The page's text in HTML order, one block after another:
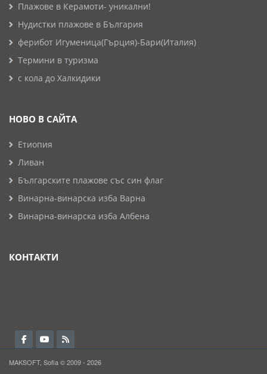
Плажове в Керамоти- уникални!
Нудистки плажове в България
ферибот Игуменица(Гърция)-Бари(Италия)
Термини в туризма
с кола до Халкидики
НОВО В САЙТА
Етиопия
Ливан
Българските плажове със син флаг
Винарна-винарска изба Варна
Винарна-винарска изба Албена
КОНТАКТИ
MAKSOFT, Sofia © 2009 - 2026